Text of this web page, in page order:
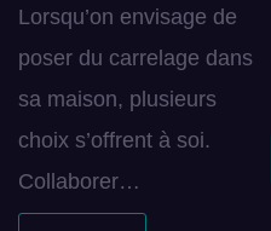
Lorsqu’on envisage de
poser du carrelage dans
sa maison, plusieurs
choix s’offrent à soi.
Collaborer…